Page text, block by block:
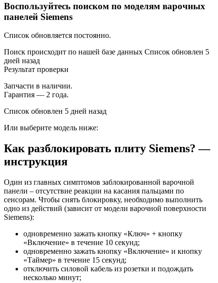
Воспользуйтесь поиском по моделям варочных
панелей Siemens
Список обновляется постоянно.
Поиск происходит по нашей базе данных Список обновлен 5
дней назад
Результат проверки
Запчасти в наличии.
Гарантия — 2 года.
Список обновлен 5 дней назад
Или выберите модель ниже:
Как разблокировать плиту Siemens? —
инструкция
Один из главных симптомов заблокированной варочной
панели – отсутствие реакции на касания пальцами по
сенсорам. Чтобы снять блокировку, необходимо выполнить
одно из действий (зависит от модели варочной поверхности
Siemens):
одновременно зажать кнопку «Ключ» + кнопку
«Включение» в течение 10 секунд;
одновременно зажать кнопку «Включение» и кнопку
«Таймер» в течение 15 секунд;
отключить силовой кабель из розетки и подождать
несколько минут;